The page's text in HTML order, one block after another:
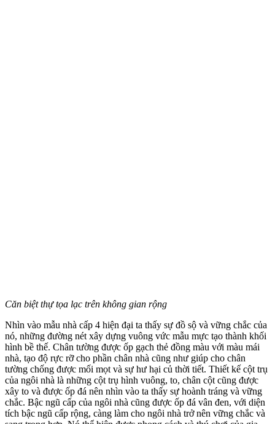
Căn biệt thự tọa lạc trên không gian rộng
Nhìn vào mẫu nhà cấp 4 hiện đại ta thấy sự đồ sộ và vững chắc của
nó, những đường nét xây dựng vuông vức mẫu mực tạo thành khối
hình bề thế. Chân tường được ốp gạch thẻ đồng màu với màu mái
nhà, tạo độ rực rỡ cho phần chân nhà cũng như giúp cho chân
tường chống được mối mọt và sự hư hại củ thời tiết. Thiết kế cột trụ
của ngôi nhà là những cột trụ hình vuông, to, chân cột cũng được
xây to và được ốp đá nên nhìn vào ta thấy sự hoành tráng và vững
chắc. Bậc ngũ cấp của ngôi nhà cũng được ốp đá vân đen, với diện
tích bậc ngũ cấp rộng, càng làm cho ngôi nhà trở nên vững chắc và